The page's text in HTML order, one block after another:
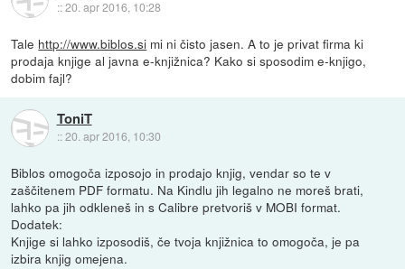
::20. apr 2016, 10:28
Tale http://www.biblos.si mi ni čisto jasen. A to je privat firma ki
prodaja knjige al javna e-knjižnica? Kako si sposodim e-knjigo,
dobim fajl?
ToniT
::20. apr 2016, 10:30
Biblos omogoča izposojo in prodajo knjig, vendar so te v
zaščitenem PDF formatu. Na Kindlu jih legalno ne moreš brati,
lahko pa jih odkleneš in s Calibre pretvoriš v MOBI format.
Dodatek:
Knjige si lahko izposodiš, če tvoja knjižnica to omogoča, je pa
izbira knjig omejena.